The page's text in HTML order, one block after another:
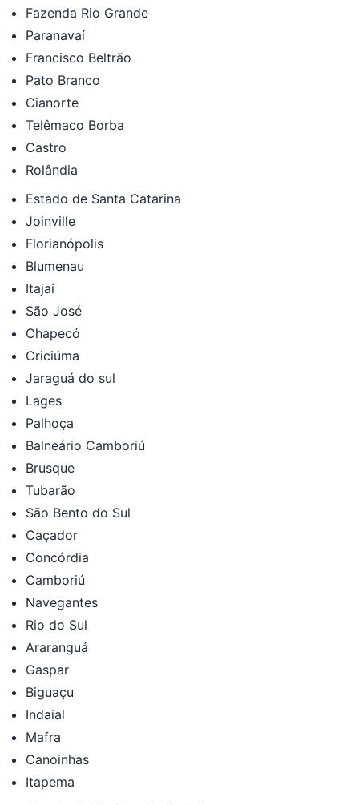
Fazenda Rio Grande
Paranavaí
Francisco Beltrão
Pato Branco
Cianorte
Telêmaco Borba
Castro
Rolândia
Estado de Santa Catarina
Joinville
Florianópolis
Blumenau
Itajaí
São José
Chapecó
Criciúma
Jaraguá do sul
Lages
Palhoça
Balneário Camboriú
Brusque
Tubarão
São Bento do Sul
Caçador
Concórdia
Camboriú
Navegantes
Rio do Sul
Araranguá
Gaspar
Biguaçu
Indaial
Mafra
Canoinhas
Itapema